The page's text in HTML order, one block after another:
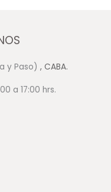
y Paso) , CABA.
a 17:00 hrs.